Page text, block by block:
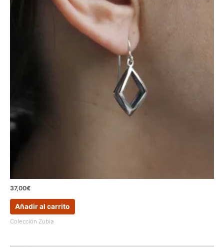
37,00€
Añadir al carrito
Colección Zubia